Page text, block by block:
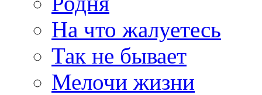
На что жалуетесь
Так не бывает
Мелочи жизни